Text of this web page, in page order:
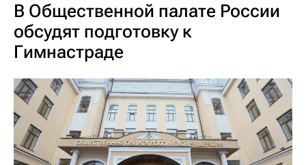
В Общественной палате России
обсудят подготовку к
Гимнастраде